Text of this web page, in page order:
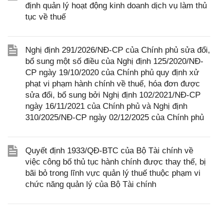
định quản lý hoạt động kinh doanh dịch vụ làm thủ
tục về thuế
Nghị định 291/2026/NĐ-CP của Chính phủ sửa đổi,
bổ sung một số điều của Nghị định 125/2020/NĐ-
CP ngày 19/10/2020 của Chính phủ quy định xử
phạt vi phạm hành chính về thuế, hóa đơn được
sửa đổi, bổ sung bởi Nghị định 102/2021/NĐ-CP
ngày 16/11/2021 của Chính phủ và Nghị định
310/2025/NĐ-CP ngày 02/12/2025 của Chính phủ
Quyết định 1933/QĐ-BTC của Bộ Tài chính về
việc công bố thủ tục hành chính được thay thế, bị
bãi bỏ trong lĩnh vực quản lý thuế thuộc phạm vi
chức năng quản lý của Bộ Tài chính